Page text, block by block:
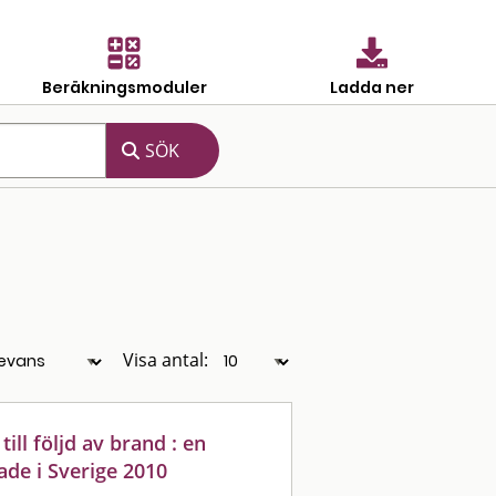
Beräkningsmoduler Ladda ner
Visa antal:
följd av brand : en
i Sverige 2010